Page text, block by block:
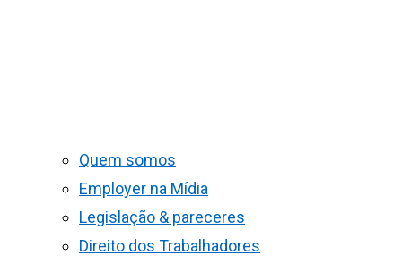
Quem somos
Employer na Mídia
Legislação & pareceres
Direito dos Trabalhadores